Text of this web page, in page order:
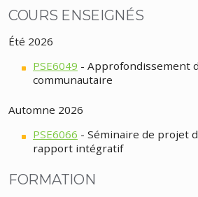
COURS ENSEIGNÉS
Été 2026
PSE6049 - Approfondissement
communautaire
Automne 2026
PSE6066 - Séminaire de projet
rapport intégratif
FORMATION